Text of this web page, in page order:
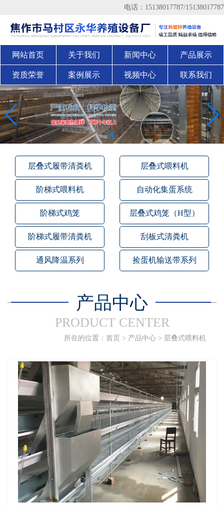
电话：15138017787/15138017787
网站首页 关于我们 新闻中心 产品展示
资质荣誉 案例展示 视频中心 联系我们
层叠式履带清粪机 层叠式喂料机
阶梯式喂料机 自动化集蛋系统
阶梯式鸡笼 层叠式鸡笼（H型）
阶梯式履带清粪机 刮板式清粪机
通风降温系列 捡蛋机输送带系列
产品中心
PRODUCT CENTER
所在的位置：首页 > 产品中心 > 层叠式喂料机